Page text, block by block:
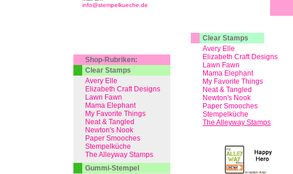
Clear Stamps
Avery Elle
Elizabeth Craft Designs
Lawn Fawn
Mama Elephant
My Favorite Things
Neat & Tangled
Newton's Nook
Paper Smooches
Stempelküche
The Alleyway Stamps
info@stempelkueche.de
Shop-Rubriken:
Clear Stamps
Avery Elle
Elizabeth Craft Designs
Lawn Fawn
Mama Elephant
My Favorite Things
Neat & Tangled
Newton's Nook
Paper Smooches
Stempelküche
The Alleyway Stamps
Gummi-Stempel